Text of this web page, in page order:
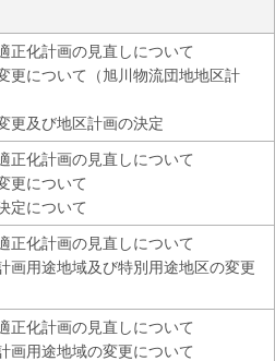
正化計画の見直しについて
更について（旭川物流団地地区計
更及び地区計画の決定
正化計画の見直しについて
更について
定について
正化計画の見直しについて
画用途地域及び特別用途地区の変更
正化計画の見直しについて
画用途地域の変更について